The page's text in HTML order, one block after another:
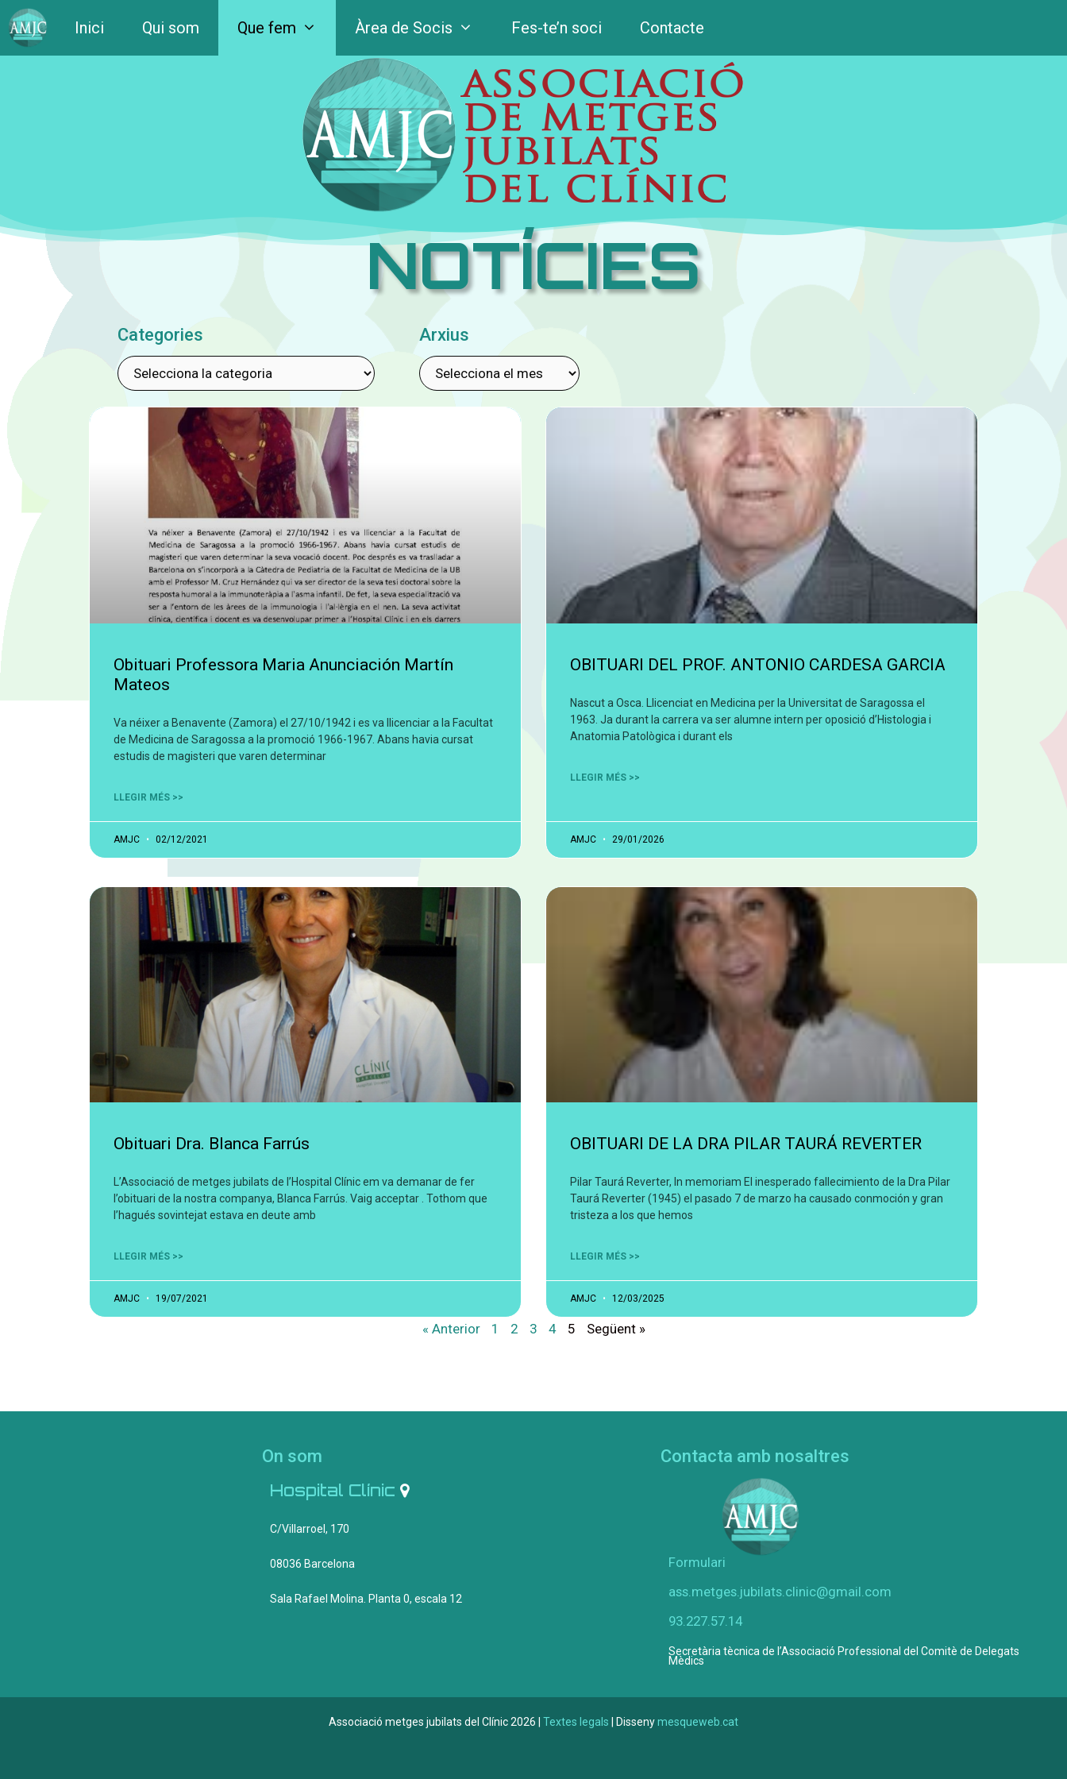
Inici Qui som Que fem Àrea de Socis Fes-te’n soci Contacte
NOTÍCIES
Categories Arxius
Obituari Professora Maria Anunciación Martín
Mateos
Va néixer a Benavente (Zamora) el 27/10/1942 i es va llicenciar a la Facultat
de Medicina de Saragossa a la promoció 1966-1967. Abans havia cursat
estudis de magisteri que varen determinar
LLEGIR MÉS >>
AMJC 02/12/2021
OBITUARI DEL PROF. ANTONIO CARDESA GARCIA
Nascut a Osca. Llicenciat en Medicina per la Universitat de Saragossa el
1963. Ja durant la carrera va ser alumne intern per oposició d’Histologia i
Anatomia Patològica i durant els
LLEGIR MÉS >>
AMJC 29/01/2026
Obituari Dra. Blanca Farrús
L’Associació de metges jubilats de l’Hospital Clínic em va demanar de fer
l’obituari de la nostra companya, Blanca Farrús. Vaig acceptar . Tothom que
l’hagués sovintejat estava en deute amb
LLEGIR MÉS >>
AMJC 19/07/2021
OBITUARI DE LA DRA PILAR TAURÁ REVERTER
Pilar Taurá Reverter, In memoriam El inesperado fallecimiento de la Dra Pilar
Taurá Reverter (1945) el pasado 7 de marzo ha causado conmoción y gran
tristeza a los que hemos
LLEGIR MÉS >>
AMJC 12/03/2025
« Anterior 1 2 3 4 5 Següent »
On som
Hospital Clínic
C/Villarroel, 170
08036 Barcelona
Sala Rafael Molina. Planta 0, escala 12
Contacta amb nosaltres
Formulari
ass.metges.jubilats.clinic@gmail.com
93.227.57.14
Secretària tècnica de l’Associació Professional del Comitè de Delegats
Mèdics
Associació metges jubilats del Clínic 2026 | Textes legals | Dissenymesqueweb.cat